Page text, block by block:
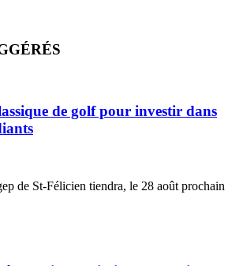
de golf pour investir dans
de St-Félicien tiendra, le 28 août prochain